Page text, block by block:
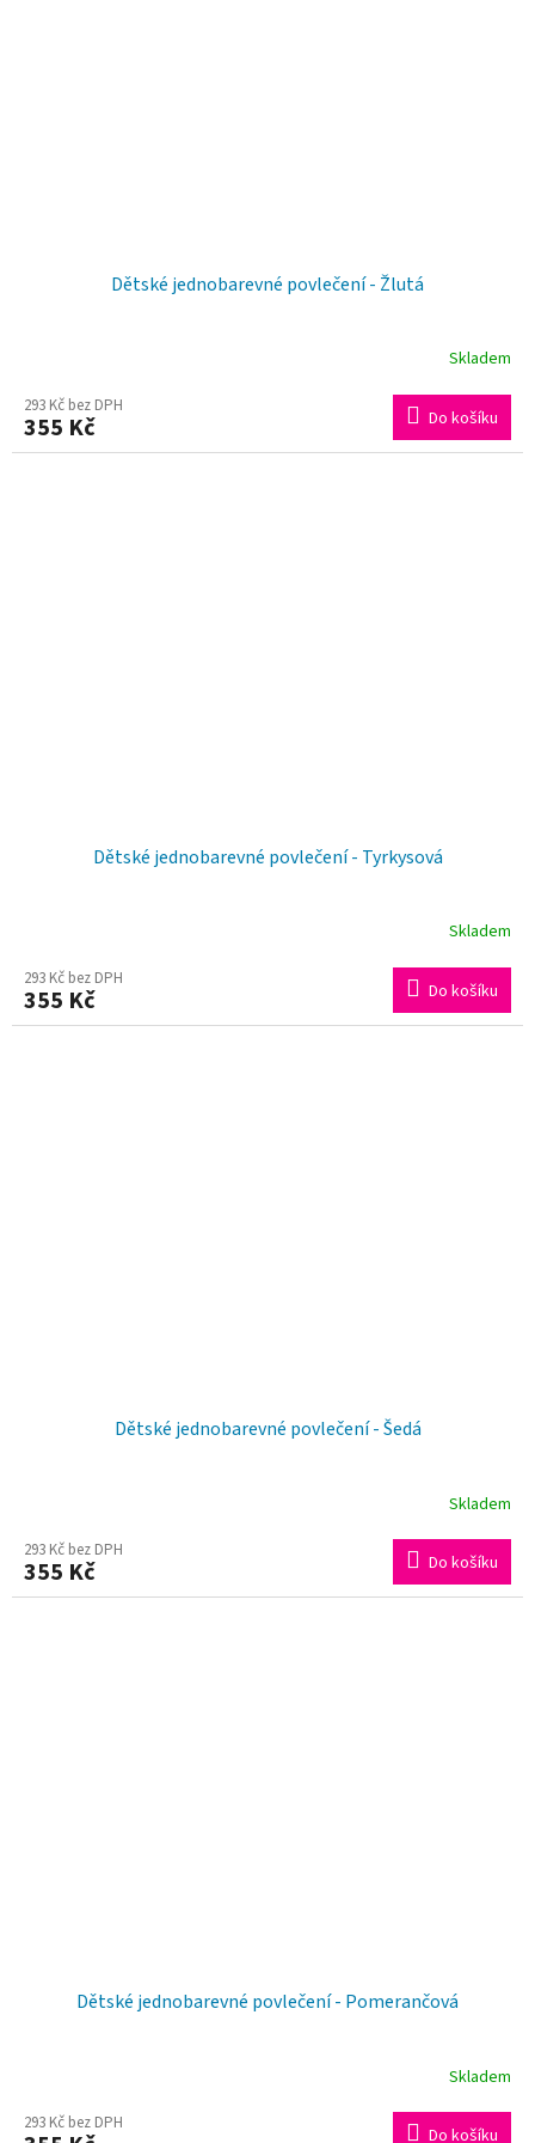
Dětské jednobarevné povlečení - Žlutá
Skladem
293 Kč bez DPH
355 Kč Do košíku
Dětské jednobarevné povlečení - Tyrkysová
Skladem
293 Kč bez DPH
355 Kč Do košíku
Dětské jednobarevné povlečení - Šedá
Skladem
293 Kč bez DPH
355 Kč Do košíku
Dětské jednobarevné povlečení - Pomerančová
Skladem
293 Kč bez DPH
Do košíku